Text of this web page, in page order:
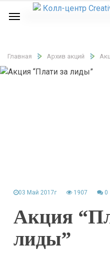
Отзывы
Тарифы
Главная Архив акций
03 Май 2017г 1907 0
Акция
лиды”